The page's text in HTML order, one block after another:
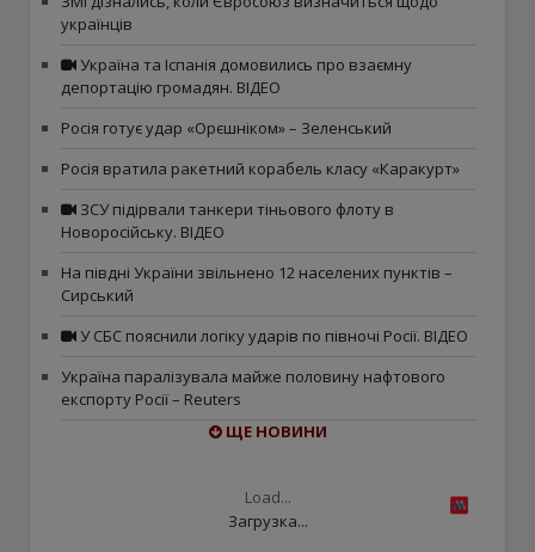
українців
Україна та Іспанія домовились про взаємну
депортацію громадян. ВІДЕО
Росія готує удар «Орєшніком» – Зеленський
Росія вратила ракетний корабель класу «Каракурт»
ЗСУ підірвали танкери тіньового флоту в
Новоросійську. ВІДЕО
На півдні України звільнено 12 населених пунктів –
Сирський
У СБС пояснили логіку ударів по півночі Росії. ВІДЕО
Україна паралізувала майже половину нафтового
експорту Росії – Reuters
ЩЕ НОВИНИ
Load...
Загрузка...